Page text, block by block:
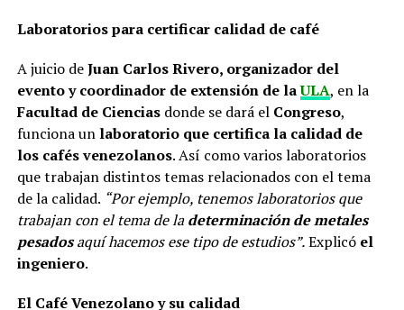
Laboratorios para certificar calidad de café
A juicio deJuan Carlos Rivero, organizador del
evento y coordinador de extensión de laULA, en la
Facultad de Cienciasdonde se dará el Congreso,
funciona un laboratorio que certifica la calidad de
los cafés venezolanos. Así como varios laboratorios
que trabajan distintos temas relacionados con el tema
de la calidad. “Por ejemplo, tenemos laboratorios que
trabajan con el tema de ladeterminación de metales
pesadosaquí hacemos ese tipo de estudios”.Explicó el
ingeniero.
El Café Venezolano y su calidad